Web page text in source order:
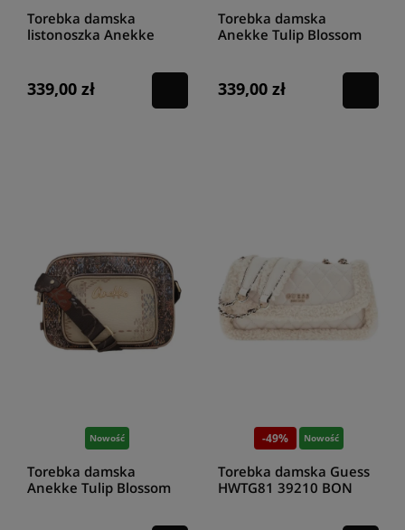
Torebka damska
listonoszka Anekke
339,00 zł
Torebka damska
Anekke Tulip Blossom
339,00 zł
Nowość
Torebka damska
Anekke Tulip Blossom
-49% Nowość
Torebka damska Guess
HWTG81 39210 BON